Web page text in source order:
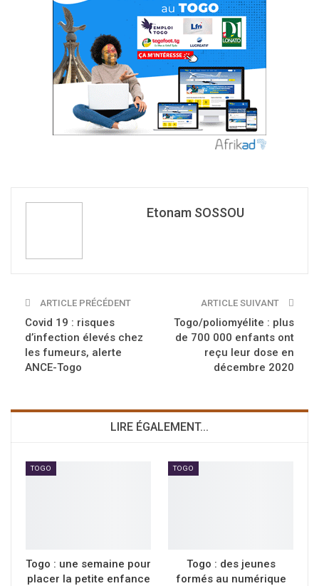
Etonam SOSSOU
ARTICLE PRÉCÉDENT
Covid 19 : risques
d’infection élevés chez
les fumeurs, alerte
ANCE-Togo
ARTICLE SUIVANT
Togo/poliomyélite : plus
de 700 000 enfants ont
reçu leur dose en
décembre 2020
LIRE ÉGALEMENT...
TOGO
Togo : une semaine pour
placer la petite enfance
TOGO
Togo : des jeunes
formés au numérique